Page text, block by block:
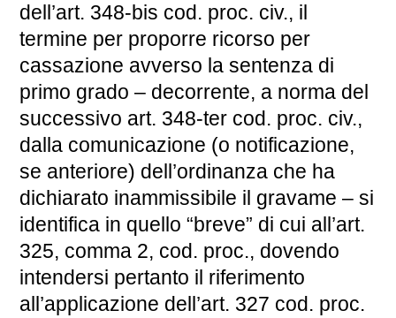
dell’art. 348-bis cod. proc. civ., il
termine per proporre ricorso per
cassazione avverso la sentenza di
primo grado – decorrente, a norma del
successivo art. 348-ter cod. proc. civ.,
dalla comunicazione (o notificazione,
se anteriore) dell’ordinanza che ha
dichiarato inammissibile il gravame – si
identifica in quello “breve” di cui all’art.
325, comma 2, cod. proc., dovendo
intendersi pertanto il riferimento
all’applicazione dell’art. 327 cod. proc.